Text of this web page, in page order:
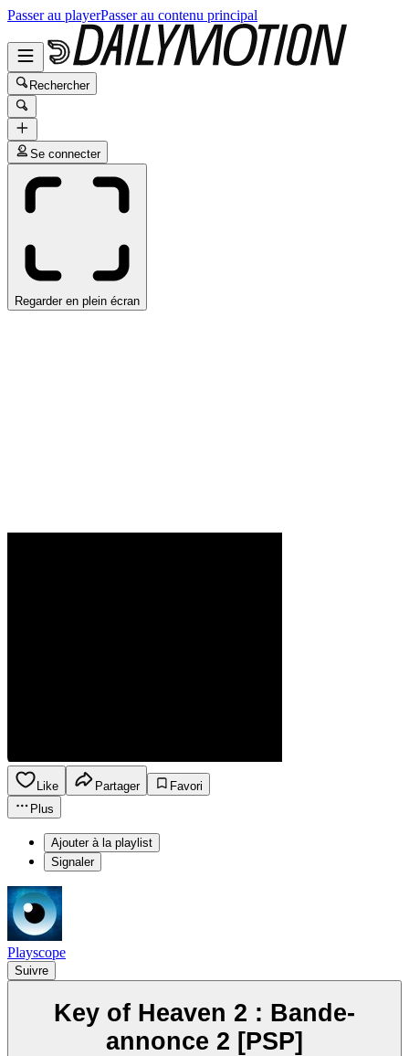
Passer au playerPasser au contenu principal
Rechercher
Se connecter
Regarder en plein écran
Like Partager
Favori
Plus
Ajouter à la playlist
Signaler
Playscope
Suivre
Key of Heaven 2 : Bande-
annonce 2 [PSP]